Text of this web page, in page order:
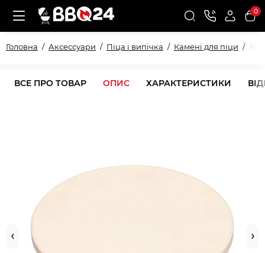
0
Головна Аксессуари Піца і випічка Камені для піци
ВСЕ ПРО ТОВАР ОПИС ХАРАКТЕРИСТИКИ